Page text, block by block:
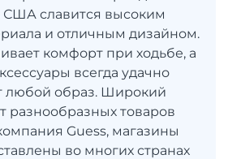
славится высоким
и отличным дизайном.
комфорт при ходьбе, а
всегда удачно
любой образ. Широкий
разнообразных товаров
Guess, магазины
во многих странах